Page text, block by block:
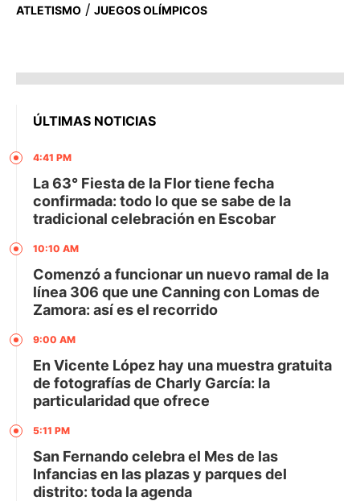
ATLETISMO / JUEGOS OLÍMPICOS
ÚLTIMAS NOTICIAS
4:41 PM
La 63° Fiesta de la Flor tiene fecha
confirmada: todo lo que se sabe de la
tradicional celebración en Escobar
10:10 AM
Comenzó a funcionar un nuevo ramal de la
línea 306 que une Canning con Lomas de
Zamora: así es el recorrido
9:00 AM
En Vicente López hay una muestra gratuita
de fotografías de Charly García: la
particularidad que ofrece
5:11 PM
San Fernando celebra el Mes de las
Infancias en las plazas y parques del
distrito: toda la agenda